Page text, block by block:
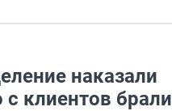
наказали
с клиентов брали